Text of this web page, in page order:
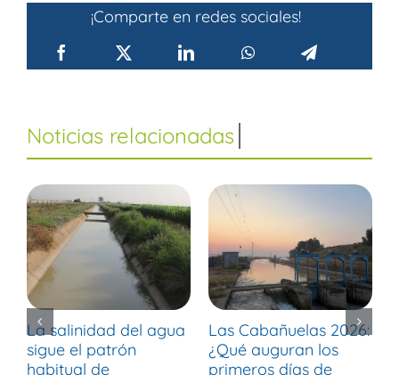
¡Comparte en redes sociales!
La salinidad del agua
sigue el patrón
habitual de
Las Cabañuelas 2026:
¿Qué auguran los
primeros días de